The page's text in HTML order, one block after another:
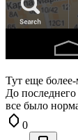
Тут еще более-
До
все было
0